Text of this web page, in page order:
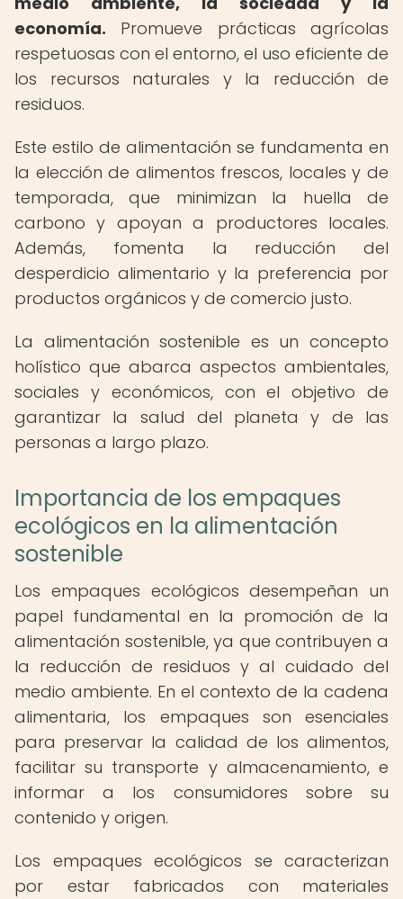
economía. Promueve prácticas agrícolas
respetuosas con el entorno, el uso eficiente de
los recursos naturales y la reducción de
residuos.
Este estilo de alimentación se fundamenta en
la elección de alimentos frescos, locales y de
temporada, que minimizan la huella de
carbono y apoyan a productores locales.
Además, fomenta la reducción del
desperdicio alimentario y la preferencia por
productos orgánicos y de comercio justo.
La alimentación sostenible es un concepto
holístico que abarca aspectos ambientales,
sociales y económicos, con el objetivo de
garantizar la salud del planeta y de las
personas a largo plazo.
Importancia de los empaques
ecológicos en la alimentación
sostenible
Los empaques ecológicos desempeñan un
papel fundamental en la promoción de la
alimentación sostenible, ya que contribuyen a
la reducción de residuos y al cuidado del
medio ambiente. En el contexto de la cadena
alimentaria, los empaques son esenciales
para preservar la calidad de los alimentos,
facilitar su transporte y almacenamiento, e
informar a los consumidores sobre su
contenido y origen.
Los empaques ecológicos se caracterizan
por estar fabricados con materiales